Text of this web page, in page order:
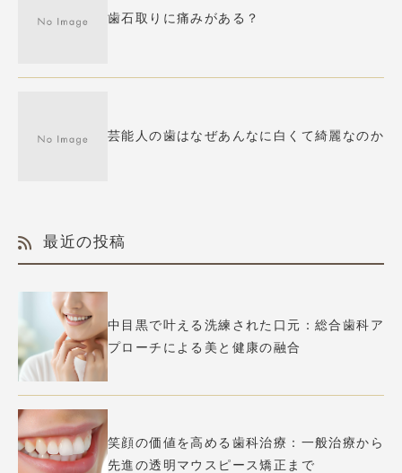
歯石取りに痛みがある？
芸能人の歯はなぜあんなに白くて綺麗なのか
最近の投稿
中目黒で叶える洗練された口元：総合歯科ア
プローチによる美と健康の融合
笑顔の価値を高める歯科治療：一般治療から
先進の透明マウスピース矯正まで